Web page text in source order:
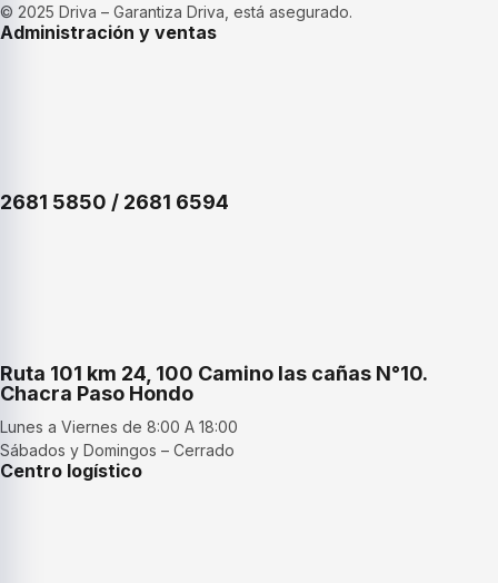
© 2025 Driva – Garantiza Driva, está asegurado.
Administración y ventas
2681 5850 / 2681 6594
Ruta 101 km 24, 100 Camino las cañas N°10.
Chacra Paso Hondo
Lunes a Viernes de 8:00 A 18:00
Sábados y Domingos – Cerrado
Centro logístico